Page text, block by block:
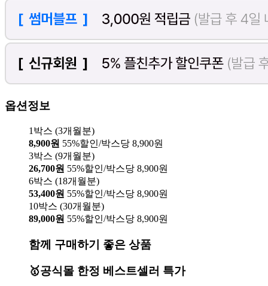
옵션정보
1박스 (3개월분)
8,900원 55%할인/박스당 8,900원
3박스 (9개월분)
26,700원 55%할인/박스당 8,900원
6박스 (18개월분)
53,400원 55%할인/박스당 8,900원
10박스 (30개월분)
89,000원 55%할인/박스당 8,900원
함께 구매하기 좋은 상품
🥇공식몰 한정 베스트셀러 특가